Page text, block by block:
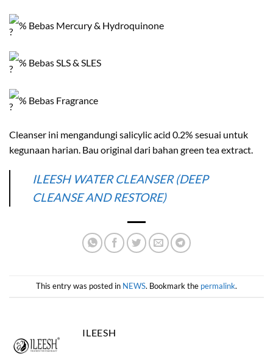
% Bebas Mercury & Hydroquinone
% Bebas SLS & SLES
% Bebas Fragrance
Cleanser ini mengandungi salicylic acid 0.2% sesuai untuk
kegunaan harian. Bau original dari bahan green tea extract.
ILEESH WATER CLEANSER (DEEP
CLEANSE AND RESTORE)
This entry was posted in NEWS. Bookmark the permalink.
ILEESH